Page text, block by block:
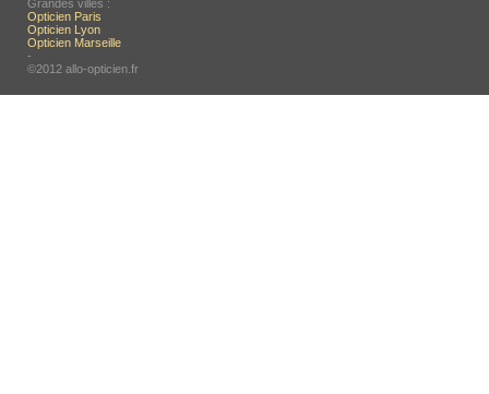
Grandes villes :
Opticien Paris
Opticien Lyon
Opticien Marseille
-
©2012 allo-opticien.fr